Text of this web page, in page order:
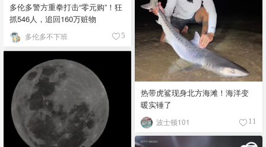
多伦多警方重拳打击“零元购”！狂
抓546人，追回160万赃物
多伦多不下班 5
热带虎鲨现身北方海滩！海洋变
暖实锤了
波士顿101 11